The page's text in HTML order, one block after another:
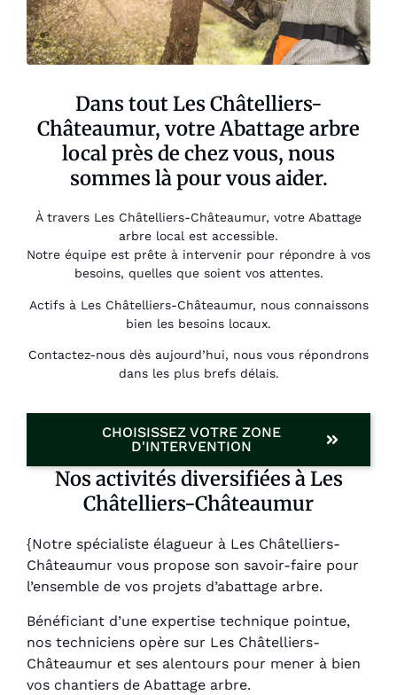
Dans tout Les Châtelliers-
Châteaumur, votre Abattage arbre
local près de chez vous, nous
sommes là pour vous aider.
À travers Les Châtelliers-Châteaumur, votre Abattage
arbre local est accessible.
Notre équipe est prête à intervenir pour répondre à vos
besoins, quelles que soient vos attentes.
Actifs à Les Châtelliers-Châteaumur, nous connaissons
bien les besoins locaux.
Contactez-nous dès aujourd’hui, nous vous répondrons
dans les plus brefs délais.
CHOISISSEZ VOTRE ZONE
D'INTERVENTION
Nos activités diversifiées à Les
Châtelliers-Châteaumur
{Notre spécialiste élagueur à Les Châtelliers-
Châteaumur vous propose son savoir-faire pour
l’ensemble de vos projets d’abattage arbre.
Bénéficiant d’une expertise technique pointue,
nos techniciens opère sur Les Châtelliers-
Châteaumur et ses alentours pour mener à bien
vos chantiers de Abattage arbre.